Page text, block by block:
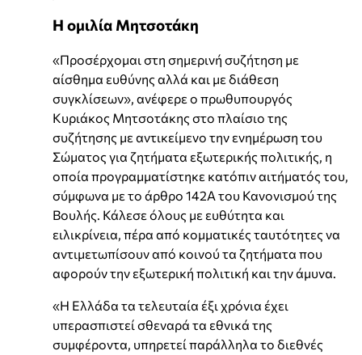
Η ομιλία Μητσοτάκη
«Προσέρχομαι στη σημερινή συζήτηση με
αίσθημα ευθύνης αλλά και με διάθεση
συγκλίσεων», ανέφερε ο πρωθυπουργός
Κυριάκος Μητσοτάκης στο πλαίσιο της
συζήτησης με αντικείμενο την ενημέρωση του
Σώματος για ζητήματα εξωτερικής πολιτικής, η
οποία προγραμματίστηκε κατόπιν αιτήματός του,
σύμφωνα με το άρθρο 142Α του Κανονισμού της
Βουλής. Κάλεσε όλους με ευθύτητα και
ειλικρίνεια, πέρα από κομματικές ταυτότητες να
αντιμετωπίσουν από κοινού τα ζητήματα που
αφορούν την εξωτερική πολιτική και την άμυνα.
«Η Ελλάδα τα τελευταία έξι χρόνια έχει
υπερασπιστεί σθεναρά τα εθνικά της
συμφέροντα, υπηρετεί παράλληλα το διεθνές